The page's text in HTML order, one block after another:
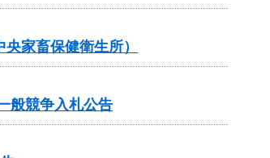
家畜保健衛生所）
般競争入札公告